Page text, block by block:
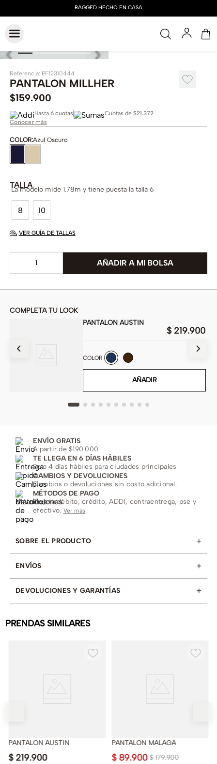
Referencia: PF12310444
PANTALON MILLHER
$159.900
Hasta 6 cuotas Cuotas de $21.372
Conocer más
COLOR:Azul Oscuro
TALLA
8 10
La modelo mide 1.78m y tiene puesta la talla 6
VER GUÍA DE TALLAS
COMPLETA TU LOOK
PANTALON AUSTIN
$ 219.900
COLOR
AÑADIR
ENVÍO GRATIS
A partir de $190.000
TE LLEGA EN 6 DÍAS HÁBILES
Solo 4 días hábiles para ciudades principales
CAMBIOS Y DEVOLUCIONES
Cambios o devoluciones sin costo adicional.
MÉTODOS DE PAGO
Tarjeta débito, crédito, ADDI, contraentrega, pse y
efectivo. Ver más
SOBRE EL PRODUCTO +
ENVÍOS +
DEVOLUCIONES Y GARANTÍAS +
PRENDAS SIMILARES
PANTALON AUSTIN
$ 219.900
PANTALON MALAGA
$ 179.900
$ 89.900